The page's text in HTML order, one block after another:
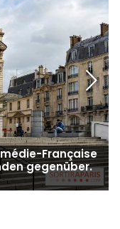
Française
gegenüber.